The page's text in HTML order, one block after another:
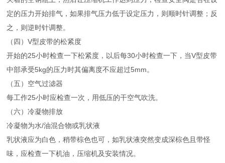
定的压力开始排气，如果排气压力低于设定压力，则顺时针调整；反
之，则逆时针调整。
（四）V型皮带的松紧度
开始的25小时检查一下松紧度，以后每30小时检查一下，当V型皮带
中部承受5kg的压力时其偏离度不应超过5mm。
（五）空气过滤器
每工作25小时应检查一次，用低压的干空气吹洗。
（六）冷凝物排放
冷凝物为水/油混合物或乳状液
乳状液应为白色，稍带棕色也可，如乳状液突然变成深棕色且带怪
味，应检查一下机油，压缩机及安装情况。